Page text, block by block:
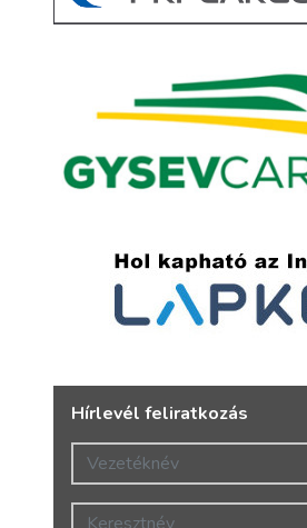
Hírlevél feliratkozás
Vezetéknév
Keresztnév